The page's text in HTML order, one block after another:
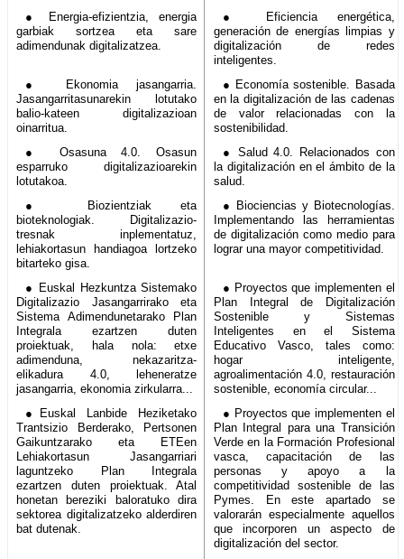
● Energia-efizientzia, energia
garbiak sortzea eta sare
adimendunak digitalizatzea.
● Eficiencia energética,
generación de energías limpias y
digitalización de redes
inteligentes.
● Ekonomia jasangarria.
Jasangarritasunarekin lotutako
balio-kateen digitalizazioan
oinarritua.
● Economía sostenible. Basada
en la digitalización de las cadenas
de valor relacionadas con la
sostenibilidad.
● Osasuna 4.0. Osasun
esparruko digitalizazioarekin
lotutakoa.
● Salud 4.0. Relacionados con
la digitalización en el ámbito de la
salud.
● Biozientziak eta
bioteknologiak. Digitalizazio-
tresnak inplementatuz,
lehiakortasun handiagoa lortzeko
bitarteko gisa.
● Biociencias y Biotecnologías.
Implementando las herramientas
de digitalización como medio para
lograr una mayor competitividad.
● Euskal Hezkuntza Sistemako
Digitalizazio Jasangarrirako eta
Sistema Adimendunetarako Plan
Integrala ezartzen duten
proiektuak, hala nola: etxe
adimenduna, nekazaritza-
elikadura 4.0, leheneratze
jasangarria, ekonomia zirkularra...
● Proyectos que implementen el
Plan Integral de Digitalización
Sostenible y Sistemas
Inteligentes en el Sistema
Educativo Vasco, tales como:
hogar inteligente,
agroalimentación 4.0, restauración
sostenible, economía circular...
●Euskal Lanbide Heziketako
Trantsizio Berderako, Pertsonen
Gaikuntzarako eta ETEen
Lehiakortasun Jasangarriari
laguntzeko Plan Integrala
ezartzen duten proiektuak. Atal
honetan bereziki baloratuko dira
sektorea digitalizatzeko alderdiren
bat dutenak.
● Proyectos que implementen el
Plan Integral para una Transición
Verde en la Formación Profesional
vasca, capacitación de las
personas y apoyo a la
competitividad sostenible de las
Pymes. En este apartado se
valorarán especialmente aquellos
que incorporen un aspecto de
digitalización del sector.